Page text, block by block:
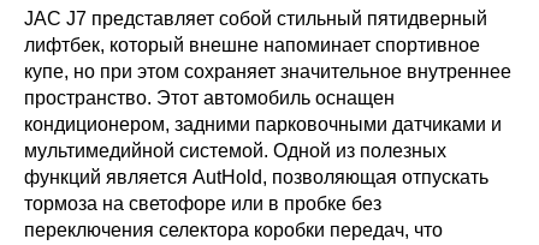
JAC J7 представляет собой стильный пятидверный
лифтбек, который внешне напоминает спортивное
купе, но при этом сохраняет значительное внутреннее
пространство. Этот автомобиль оснащен
кондиционером, задними парковочными датчиками и
мультимедийной системой. Одной из полезных
функций является AutHold, позволяющая отпускать
тормоза на светофоре или в пробке без
переключения селектора коробки передач, что